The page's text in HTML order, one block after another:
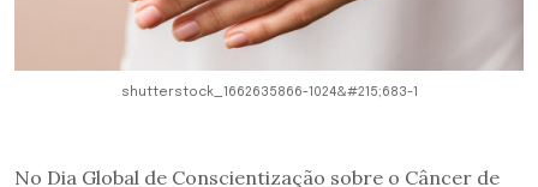
shutterstock_1662635866-1024&#215;683-1
No Dia Global de Conscientização sobre o Câncer de